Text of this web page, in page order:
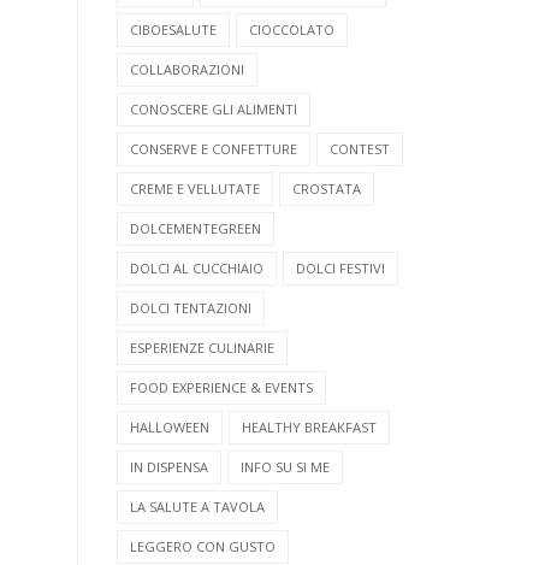
CIBOESALUTE CIOCCOLATO
COLLABORAZIONI
CONOSCERE GLI ALIMENTI
CONSERVE E CONFETTURE CONTEST
CREME E VELLUTATE CROSTATA
DOLCEMENTEGREEN
DOLCI AL CUCCHIAIO DOLCI FESTIVI
DOLCI TENTAZIONI
ESPERIENZE CULINARIE
FOOD EXPERIENCE & EVENTS
HALLOWEEN HEALTHY BREAKFAST
IN DISPENSA INFO SU SI ME
LA SALUTE A TAVOLA
LEGGERO CON GUSTO